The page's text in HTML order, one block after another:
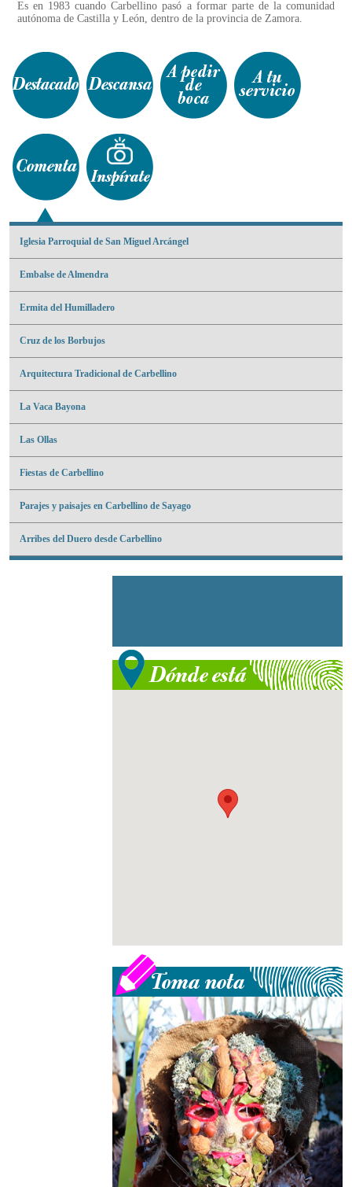
Es en 1983 cuando Carbellino pasó a formar parte de la comunidad
autónoma de Castilla y León, dentro de la provincia de Zamora.
Iglesia Parroquial de San Miguel Arcángel
Embalse de Almendra
Ermita del Humilladero
Cruz de los Borbujos
Arquitectura Tradicional de Carbellino
La Vaca Bayona
Las Ollas
Fiestas de Carbellino
Parajes y paisajes en Carbellino de Sayago
Arribes del Duero desde Carbellino